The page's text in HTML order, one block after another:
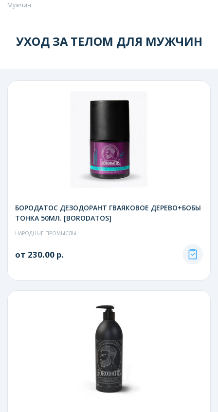
Мужчин
УХОД ЗА ТЕЛОМ ДЛЯ МУЖЧИН
БОРОДАТОС ДЕЗОДОРАНТ ГВАЯКОВОЕ ДЕРЕВО+БОБЫ
ТОНКА 50МЛ. [BORODATOS]
НАРОДНЫЕ ПРОМЫСЛЫ
от 230.00 р.